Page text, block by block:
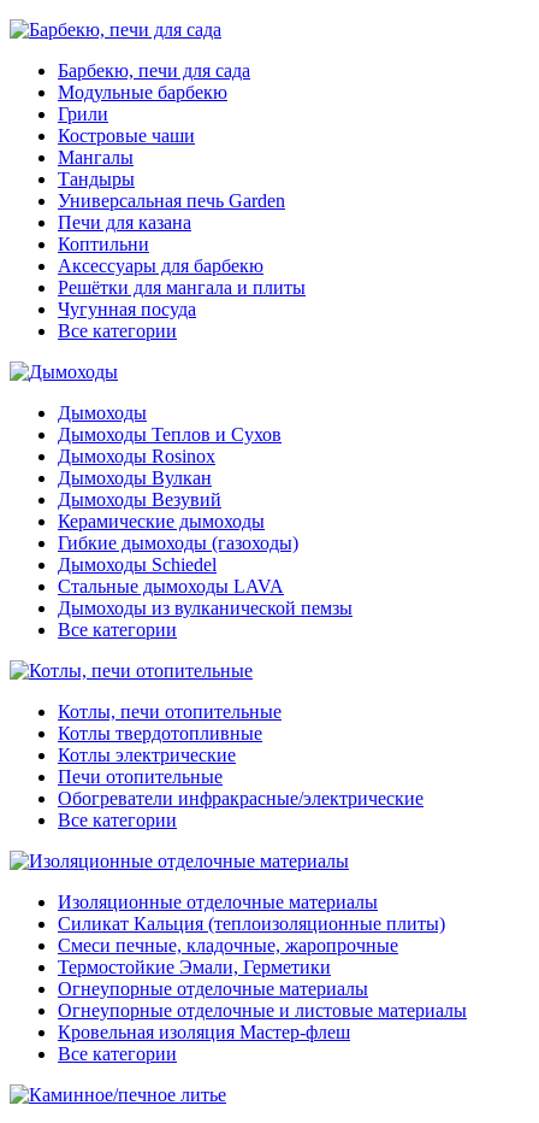
Барбекю, печи для сада
Модульные барбекю
Грили
Костровые чаши
Мангалы
Тандыры
Универсальная печь Garden
Печи для казана
Коптильни
Аксессуары для барбекю
Решётки для мангала и плиты
Чугунная посуда
Все категории
Дымоходы
Дымоходы Теплов и Сухов
Дымоходы Rosinox
Дымоходы Вулкан
Дымоходы Везувий
Керамические дымоходы
Гибкие дымоходы (газоходы)
Дымоходы Schiedel
Стальные дымоходы LAVA
Дымоходы из вулканической пемзы
Все категории
Котлы, печи отопительные
Котлы твердотопливные
Котлы электрические
Печи отопительные
Обогреватели инфракрасные/электрические
Все категории
Изоляционные отделочные материалы
Силикат Кальция (теплоизоляционные плиты)
Смеси печные, кладочные, жаропрочные
Термостойкие Эмали, Герметики
Огнеупорные отделочные материалы
Огнеупорные отделочные и листовые материалы
Кровельная изоляция Мастер-флеш
Все категории